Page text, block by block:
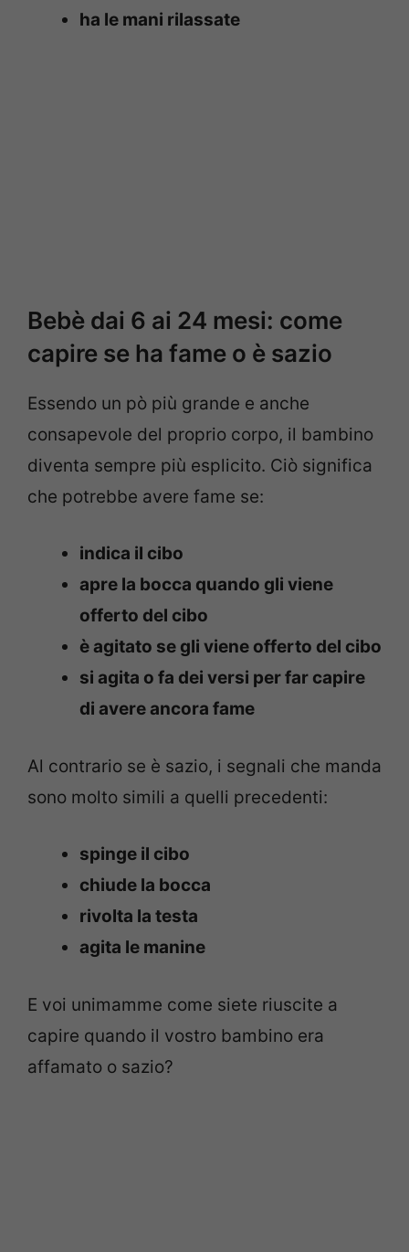
ha le mani rilassate
Bebè dai 6 ai 24 mesi: come
capire se ha fame o è sazio
Essendo un pò più grande e anche
consapevole del proprio corpo, il bambino
diventa sempre più esplicito. Ciò significa
che potrebbe avere fame se:
indica il cibo
apre la bocca quando gli viene
offerto del cibo
è agitato se gli viene offerto del cibo
si agita o fa dei versi per far capire
di avere ancora fame
Al contrario se è sazio, i segnali che manda
sono molto simili a quelli precedenti:
spinge il cibo
chiude la bocca
rivolta la testa
agita le manine
E voi unimamme come siete riuscite a
capire quando il vostro bambino era
affamato o sazio?